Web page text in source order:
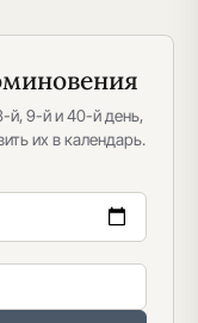
й, 9-й и 40-й день,
их в календарь.